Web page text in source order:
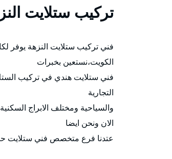
تركيب ستلايت
الكويت،نستعين بخبرات
فني ستلايت هندي في تركيب
التجارية
والسياحية ومختلف الابراج
الان ونحن ايضا
عتدنا فرع متخصص فني ستلايت